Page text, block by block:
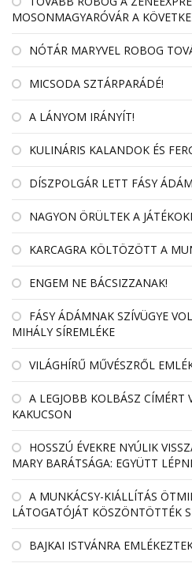
MOSONMAGYARÓVÁR A
NÓTÁR MARYVEL ROBOG
MICSODA SZTÁRPARÁDÉ!
A LÁNYOM IRÁNYÍT!
KULINÁRIS KALANDOK ÉS
DÍSZPOLGÁR LETT FÁSY ÁDÁM
NAGYON ÖRÜLTEK A
KARCAGRA KÖLTÖZÖTT A
ENGEM NE BÁCSIZZANAK!
FÁSY ÁDÁMNAK SZÍVÜGYE
MIHÁLY SÍREMLÉKE
VILÁGHÍRŰ MŰVÉSZRŐL
A LEGJOBB KOLBÁSZ CÍMÉRT
KAKUCSON
HOSSZÚ ÉVEKRE NYÚLIK
MARY BARÁTSÁGA: EGYÜTT
A MUNKÁCSY-KIÁLLÍTÁS
LÁTOGATÓJÁT KÖSZÖNTÖTTÉK
BAJKAI ISTVÁNRA